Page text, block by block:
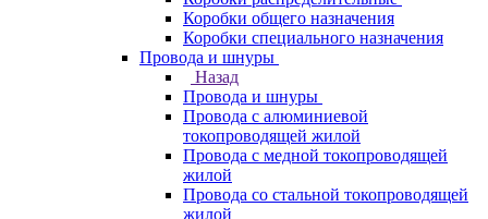
Коробки общего назначения
Коробки специального назначения
Провода и шнуры
Назад
Провода и шнуры
Провода с алюминиевой
токопроводящей жилой
Провода с медной токопроводящей
жилой
Провода со стальной токопроводящей
жилой